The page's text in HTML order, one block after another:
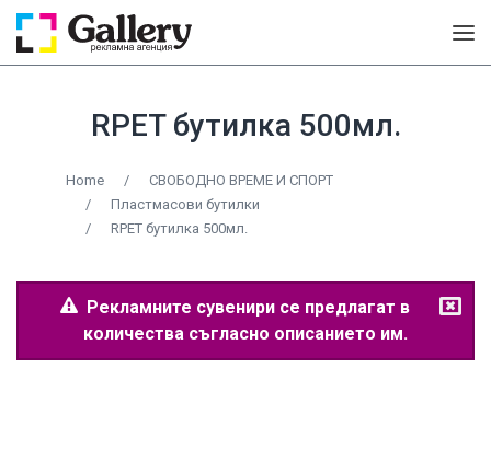
RPET бутилка 500мл.
Home /
СВОБОДНО ВРЕМЕ И СПОРТ
/
Пластмасови бутилки
/
RPET бутилка 500мл.
Рекламните сувенири се предлагат в
количества съгласно описанието им.